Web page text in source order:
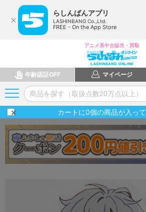
らしんばんアプリ
LASHINBANG Co.,Ltd.
FREE - On the App Store
アニメ系中古販売・買取
年齢認証OFF マイページ
カートに0個の商品が入っ